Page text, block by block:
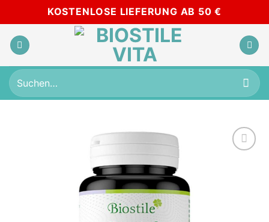
Inhalt
springen
KOSTENLOSE LIEFERUNG AB 50 €
Suchen
nach: